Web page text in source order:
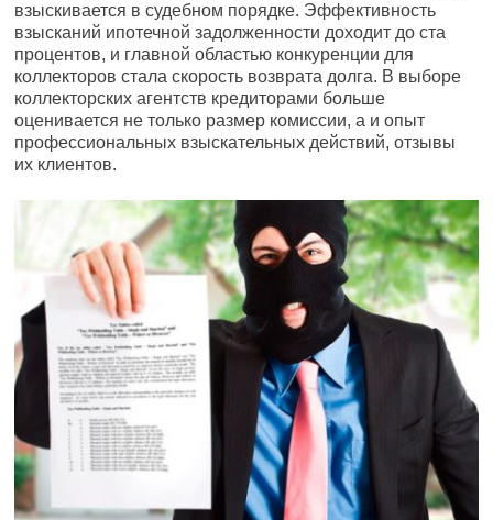
взыскивается в судебном порядке. Эффективность
взысканий ипотечной задолженности доходит до ста
процентов, и главной областью конкуренции для
коллекторов стала скорость возврата долга. В выборе
коллекторских агентств кредиторами больше
оценивается не только размер комиссии, а и опыт
профессиональных взыскательных действий, отзывы
их клиентов.